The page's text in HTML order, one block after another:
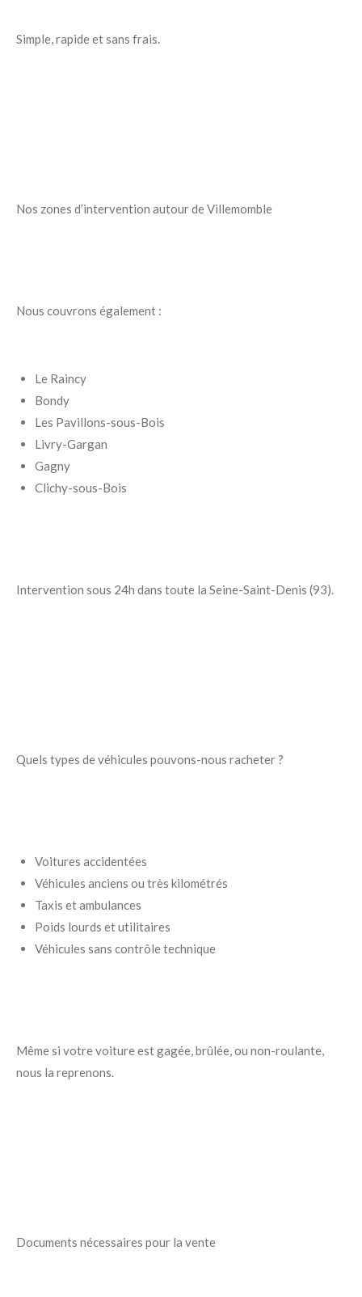
Simple, rapide et sans frais.
Nos zones d’intervention autour de Villemomble
Nous couvrons également :
Le Raincy
Bondy
Les Pavillons-sous-Bois
Livry-Gargan
Gagny
Clichy-sous-Bois
Intervention sous 24h dans toute la Seine-Saint-Denis (93).
Quels types de véhicules pouvons-nous racheter ?
Voitures accidentées
Véhicules anciens ou très kilométrés
Taxis et ambulances
Poids lourds et utilitaires
Véhicules sans contrôle technique
Même si votre voiture est gagée, brûlée, ou non-roulante,
nous la reprenons.
Documents nécessaires pour la vente